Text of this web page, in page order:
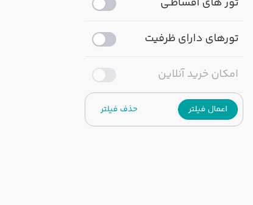
تورهای دارای ظرفیت
امکان خرید آنلاین
اعمال فیلتر حذف فیلتر